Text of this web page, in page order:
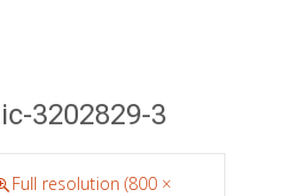
3202829-3
Full resolution (800 ×